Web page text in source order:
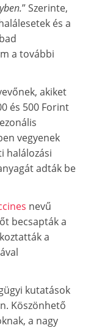
” Szerinte,
és a
a további
akiket
és 500 Forint
vegyenek
halálozási
adták be
nevű
becsapták a
a
kutatások
Köszönhető
a nagy